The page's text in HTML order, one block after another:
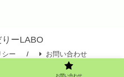
りーLABO
シー お問い合わせ
お問い合わせ